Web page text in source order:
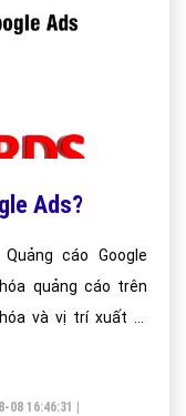
Ads?
cáo Google
quảng cáo trên
và vị trí xuất ....
08 16:46:31